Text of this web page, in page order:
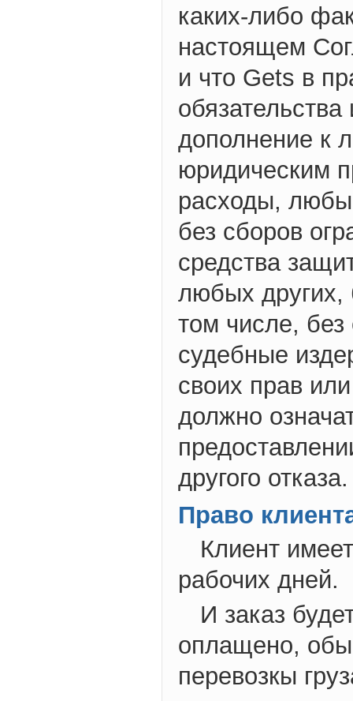
каких-либо
настоящем
и что Gets в
дополнение к
юридическим
расходы,
без сборов
средства
любых других,
том числе, без
судебные
своих прав
должно
другого отказа.
Право
Клиент
рабочих дней.
И заказ
оплащено,
перевозкы